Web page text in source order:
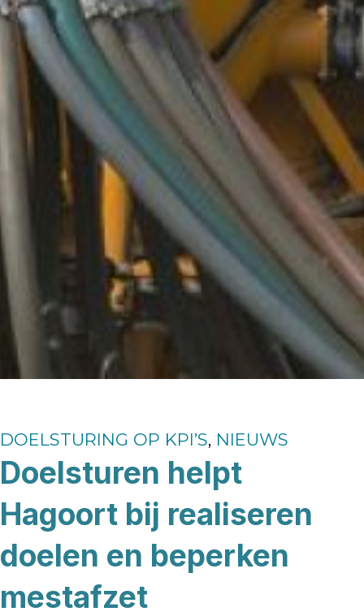
DOELSTURING OP KPI’S, NIEUWS
Doelsturen helpt
Hagoort bij realiseren
doelen en beperken
mestafzet